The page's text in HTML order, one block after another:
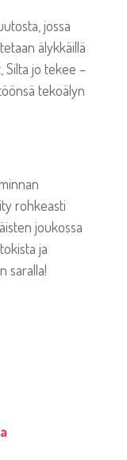
jossa
älykkäillä
Silta jo tekee –
tekoälyn
rohkeasti
joukossa
ja
saralla!